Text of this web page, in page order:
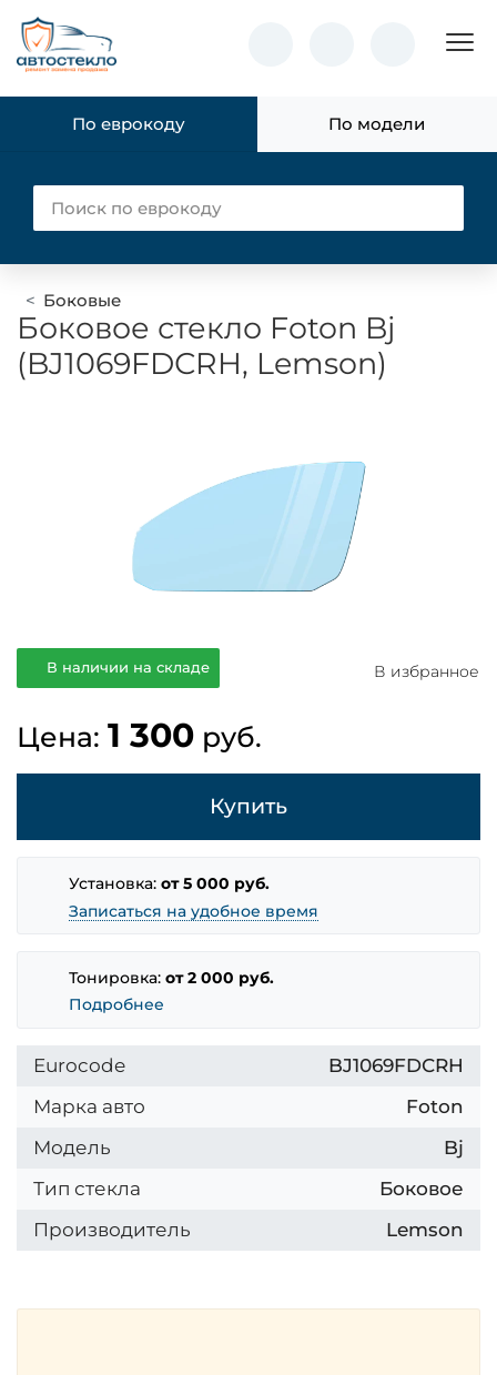
По еврокоду По модели
Боковые
Боковое стекло Foton Bj
(BJ1069FDСRH, Lemson)
В наличии на складе В избранное
Цена: 1 300 руб.
Купить
Установка:от 5 000 руб.
Записаться на удобное время
Тонировка:от 2 000 руб.
Подробнее
Eurocode
BJ1069FDСRH
Марка авто
Foton
Модель
Bj
Тип стекла
Боковое
Производитель
Lemson